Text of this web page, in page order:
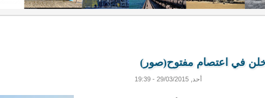
في اعتصام مفتوح(صور)
أحد, 29/03/2015 - 19:39